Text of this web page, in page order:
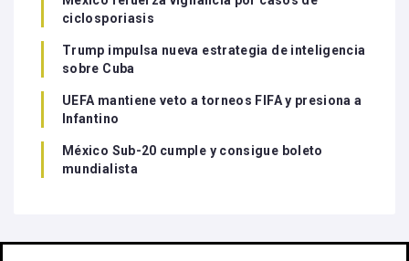
ciclosporiasis
Trump impulsa nueva estrategia de inteligencia
sobre Cuba
UEFA mantiene veto a torneos FIFA y presiona a
Infantino
México Sub-20 cumple y consigue boleto
mundialista